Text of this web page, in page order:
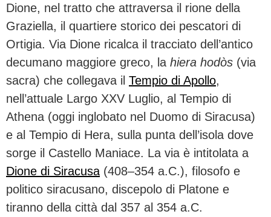
Dione, nel tratto che attraversa il rione della
Graziella, il quartiere storico dei pescatori di
Ortigia. Via Dione ricalca il tracciato dell’antico
decumano maggiore greco, la hiera hodòs (via
sacra) che collegava il Tempio di Apollo,
nell’attuale Largo XXV Luglio, al Tempio di
Athena (oggi inglobato nel Duomo di Siracusa)
e al Tempio di Hera, sulla punta dell’isola dove
sorge il Castello Maniace. La via è intitolata a
Dione di Siracusa (408–354 a.C.), filosofo e
politico siracusano, discepolo di Platone e
tiranno della città dal 357 al 354 a.C.